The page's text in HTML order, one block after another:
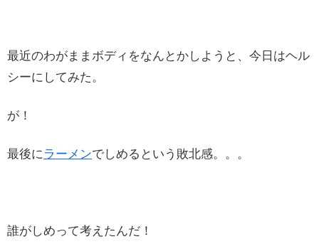
最近のわがままボディをなんとかしようと、今日はヘル
シーにしてみた。
が！
最後にラーメンでしめるという敗北感。。。
誰がしめって考えたんだ！